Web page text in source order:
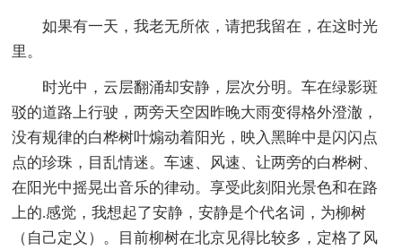
如果有一天，我老无所依，请把我留在，在这时光
里。
时光中，云层翻涌却安静，层次分明。车在绿影斑
驳的道路上行驶，两旁天空因昨晚大雨变得格外澄澈，
没有规律的白桦树叶煽动着阳光，映入黑眸中是闪闪点
点的珍珠，目乱情迷。车速、风速、让两旁的白桦树、
在阳光中摇晃出音乐的律动。享受此刻阳光景色和在路
上的.感觉，我想起了安静，安静是个代名词，为柳树
（自己定义）。目前柳树在北京见得比较多，定格了风